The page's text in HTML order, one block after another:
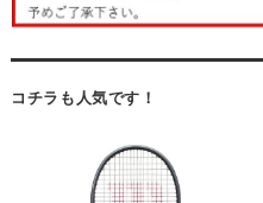
コチラも人気です！